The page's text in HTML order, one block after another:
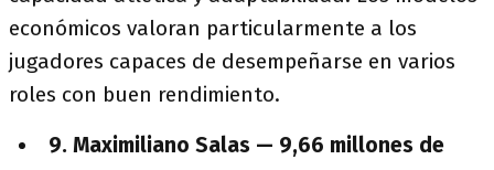
económicos valoran particularmente a los
jugadores capaces de desempeñarse en varios
roles con buen rendimiento.
9. Maximiliano Salas — 9,66 millones de